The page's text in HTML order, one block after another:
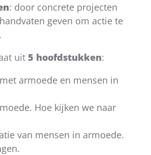
: door concrete projecten
geven om actie te
uit 5 hoofdstukken:
armoede en mensen in
Hoe kijken we naar
van mensen in armoede.